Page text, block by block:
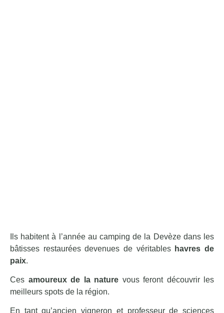
Ils habitent à l’année au camping de la Devèze dans les
bâtisses restaurées devenues de véritables havres de
paix.
Ces amoureux de la nature vous feront découvrir les
meilleurs spots de la région.
En tant qu’ancien vigneron et professeur de sciences